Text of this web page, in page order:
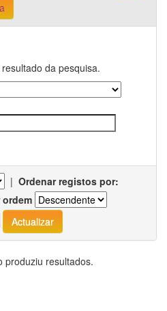
da pesquisa.
| Ordenar registos por:
ordem
produziu resultados.